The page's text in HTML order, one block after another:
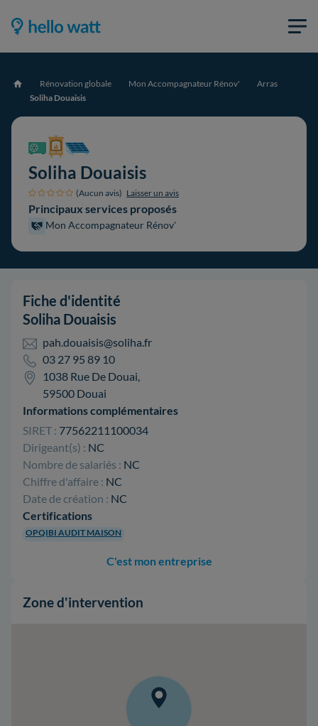
Accueil Rénovation globale Mon Accompagnateur Rénov'
Arras
Soliha Douaisis
Soliha Douaisis
(Aucun avis) Laisser un avis
Principaux services proposés
Mon Accompagnateur Rénov'
Fiche d'identité
Soliha Douaisis
pah.douaisis@soliha.fr
03 27 95 89 10
1038 Rue De Douai,
59500 Douai
Informations complémentaires
SIRET : 77562211100034
Dirigeant(s) : NC
Nombre de salariés : NC
Chiffre d'affaire : NC
Date de création : NC
Certifications
OPQIBI AUDIT MAISON
C'est mon entreprise
Zone d'intervention